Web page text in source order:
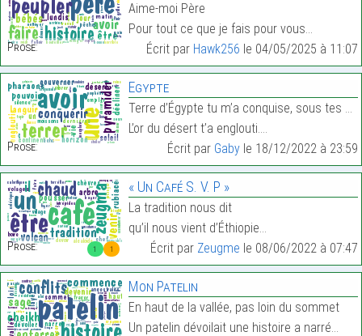
Prose:
Aime-moi Père
Pour tout ce que je fais pour vous…
Écrit par Hawk256 le 04/05/2025 à 11:07
Prose:
Egypte
Terre d’Égypte tu m’a conquise, sous tes pyramides
L’or du désert t’a englouti.…
Écrit par Gabyle 18/12/2022 à 23:59
1 1
Prose:
« Un Café S. V. P »
La tradition nous dit
qu’il nous vient d’Éthiopie…
Écrit par Zeugme le 08/06/2022 à 07:47
Mon Patelin
En haut de la vallée, pas loin du sommet
Un patelin dévoilait une histoire a narré…